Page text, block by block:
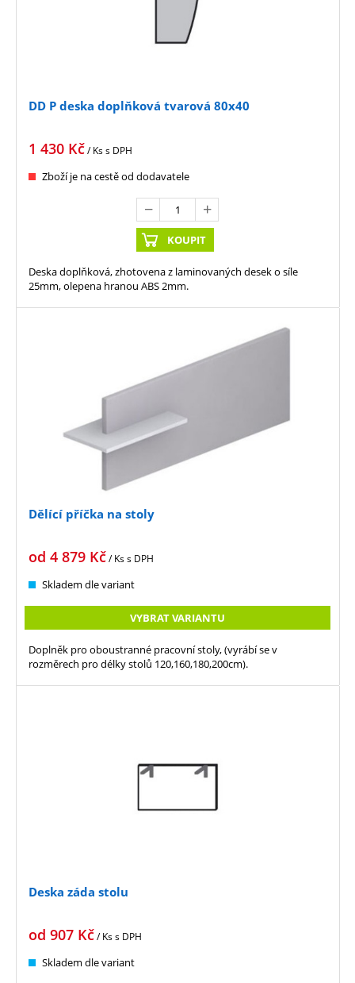
DD P deska doplňková tvarová 80x40
1 430 Kč/ Kss DPH
Zboží je na cestě od dodavatele
KOUPIT
Deska doplňková, zhotovena z laminovaných desek o síle
25mm, olepena hranou ABS 2mm.
Dělící příčka na stoly
od 4 879 Kč/ Kss DPH
Skladem dle variant
VYBRAT VARIANTU
Doplněk pro oboustranné pracovní stoly, (vyrábí se v
rozměrech pro délky stolů 120,160,180,200cm).
Deska záda stolu
od 907 Kč/ Kss DPH
Skladem dle variant